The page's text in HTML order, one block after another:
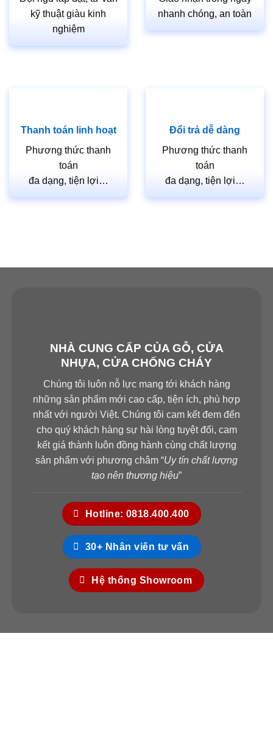
kỹ thuật giàu kinh
nghiệm
nhanh chóng, an toàn
Thanh toán linh hoạt
Phương thức thanh
toán
đa dạng, tiện lợi…
Đổi trả dễ dàng
Phương thức thanh
toán
đa dạng, tiện lợi…
NHÀ CUNG CẤP CỦA GỖ, CỬA
NHỰA, CỬA CHỐNG CHÁY
Chúng tôi luôn nỗ lực mang tới khách hàng
những sản phẩm mới cao cấp, tiện ích, phù hợp
nhất với người Việt. Chúng tôi cam kết đem đến
cho quý khách hàng sự hài lòng tuyệt đối, cam
kết giá thành luôn đồng hành cùng chất lượng
sản phẩm với phương châm “Uy tín chất lượng
tạo nên thương hiệu”
Hotline: 0818.400.400
30+ Nhân viên tư vấn
Hệ thống Showroom